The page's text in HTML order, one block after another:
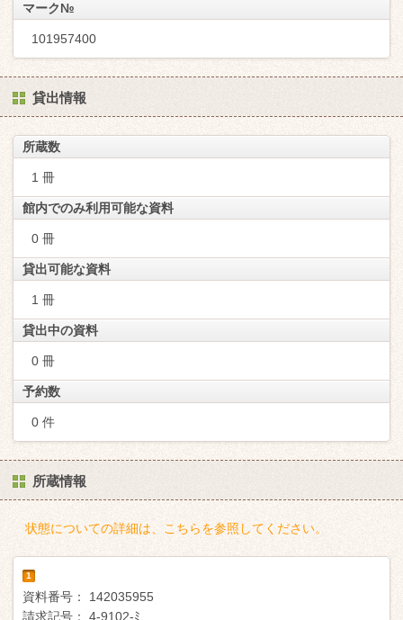
マーク№
101957400
貸出情報
所蔵数
1 冊
館内でのみ利用可能な資料
0 冊
貸出可能な資料
1 冊
貸出中の資料
0 冊
予約数
0 件
所蔵情報
状態についての詳細は、こちらを参照してください。
1
資料番号：
142035955
請求記号：
4-9102-ﾐ